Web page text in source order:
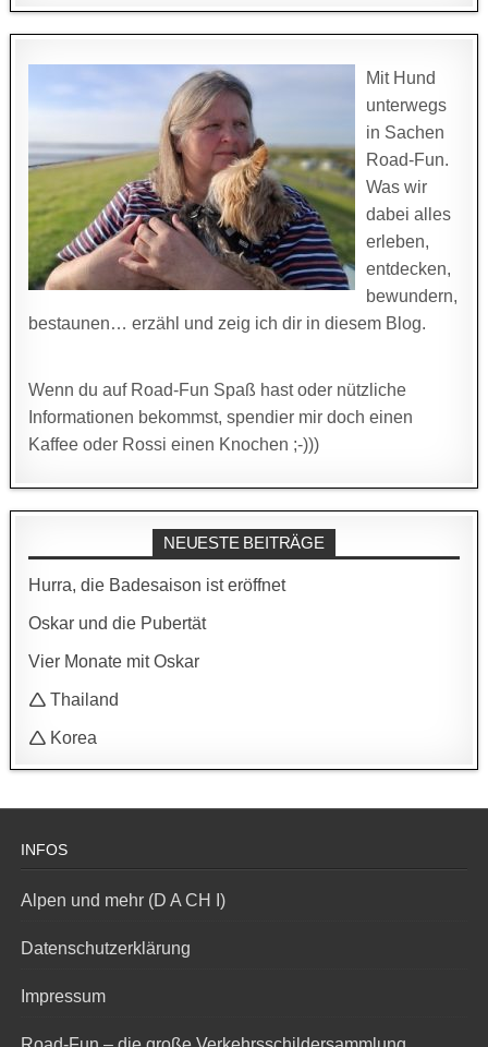
Mit Hund
unterwegs
in Sachen
Road-Fun.
Was wir
dabei alles
erleben,
entdecken,
bewundern,
bestaunen… erzähl und zeig ich dir in diesem Blog.
Wenn du auf Road-Fun Spaß hast oder nützliche
Informationen bekommst, spendier mir doch einen
Kaffee oder Rossi einen Knochen ;-)))
NEUESTE BEITRÄGE
Hurra, die Badesaison ist eröffnet
Oskar und die Pubertät
Vier Monate mit Oskar
🛆 Thailand
🛆 Korea
INFOS
Alpen und mehr (D A CH I)
Datenschutzerklärung
Impressum